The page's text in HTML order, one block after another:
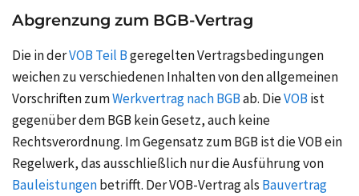
Abgrenzung zum BGB-Vertrag
Die in derVOB Teil Bgeregelten Vertragsbedingungen
weichen zu verschiedenen Inhalten von den allgemeinen
Vorschriften zumWerkvertrag nach BGBab. DieVOB ist
gegenüber dem BGB kein Gesetz, auch keine
Rechtsverordnung. Im Gegensatz zum BGB ist die VOB ein
Regelwerk, das ausschließlich nur die Ausführung von
Bauleistungenbetrifft. Der VOB-Vertrag als Bauvertrag